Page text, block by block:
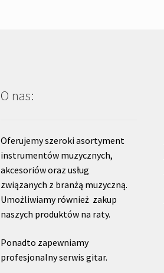
O nas:
Oferujemy szeroki asortyment
instrumentów muzycznych,
akcesoriów oraz usług
związanych z branżą muzyczną.
Umożliwiamy również zakup
naszych produktów na raty.
Ponadto zapewniamy
profesjonalny serwis gitar.